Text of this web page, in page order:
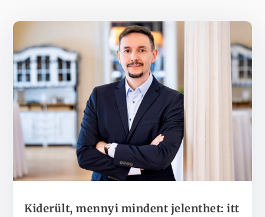
Kiderült, mennyi mindent jelenthet: itt